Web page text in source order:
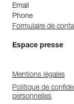
Email
Phone
Formulaire de
Espace presse
Mentions légales
Politique de
personnelles